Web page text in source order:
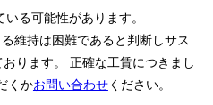
る可能性があります。
維持は困難であると判断しサス
ります。 正確な工賃につきまし
くかお問い合わせください。